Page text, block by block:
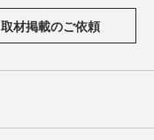
取材掲載のご依頼